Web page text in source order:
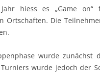
hiess es „Game
Ortschaften. Die
wurde zunächst
wurde jedoch der